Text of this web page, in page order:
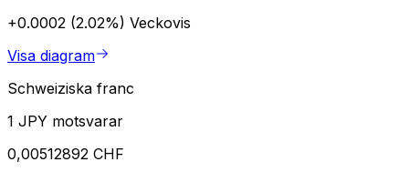
+0.0002 (2.02%) Veckovis
Visa diagram
Schweiziska franc
1 JPY motsvarar
0,00512892 CHF